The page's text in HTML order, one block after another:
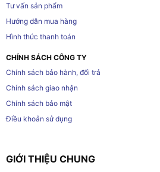
Tư vấn sản phẩm
Hướng dẫn mua hàng
Hình thức thanh toán
CHÍNH SÁCH CÔNG TY
Chính sách bảo hành, đổi trả
Chính sách giao nhận
Chính sách bảo mật
Điều khoản sử dụng
GIỚI THIỆU CHUNG